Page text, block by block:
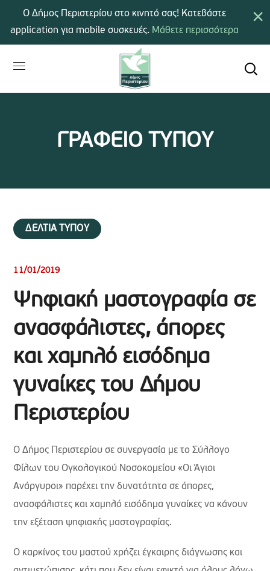
ΓΡΑΦΕΙΟ ΤΥΠΟΥ
ΔΕΛΤΙΑ ΤΥΠΟΥ
11/01/2019
Ψηφιακή μαστογραφία σε
ανασφάλιστες, άπορες
και χαμηλό εισόδημα
γυναίκες του Δήμου
Περιστερίου
Ο Δήμος Περιστερίου σε συνεργασία με το Σύλλογο
Φίλων του Ογκολογικού Νοσοκομείου «Oι Άγιοι
Ανάργυροι» παρέχει την δυνατότητα σε άπορες,
ανασφάλιστες και χαμηλό εισόδημα γυναίκες να κάνουν
την εξέταση ψηφιακής μαστογραφίας.
Ο καρκίνος του μαστού χρήζει έγκαιρης διάγνωσης και
×
Ο Δήμος Περιστερίου στο κινητό σας! Κατεβάστε
application για mobile συσκευές. Μάθετε περισσότερα